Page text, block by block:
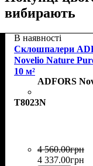
вибирають
В наявності
Склошпалери
Novelio Nature
10 м²
ADFORS
T8023N
4 560.00грн
4 337.00грн